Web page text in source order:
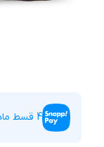
4 قسط ماهانه 0 تومانی با اسنپ پی! (بدون کارمزد)